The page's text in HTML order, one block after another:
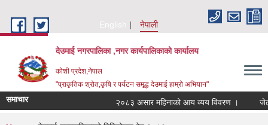
English
नेपाली
देउमाई नगरपालिका ,नगर कार्यपालिकाको कार्यालय
कोशी प्रदेश,नेपाल
"प्राकृतिक श्रोत,कृषि र पर्यटन समृद्ध देउमाई हाम्रो अभियान"
समाचार २०८३ असार महिनाको आय व्यय विवरण ।